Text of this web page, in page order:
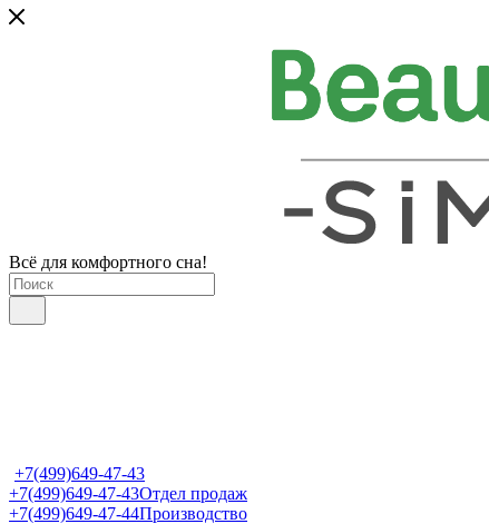
Всё для комфортного сна!
+7(499)649-47-43
+7(499)649-47-43Отдел продаж
+7(499)649-47-44Производство